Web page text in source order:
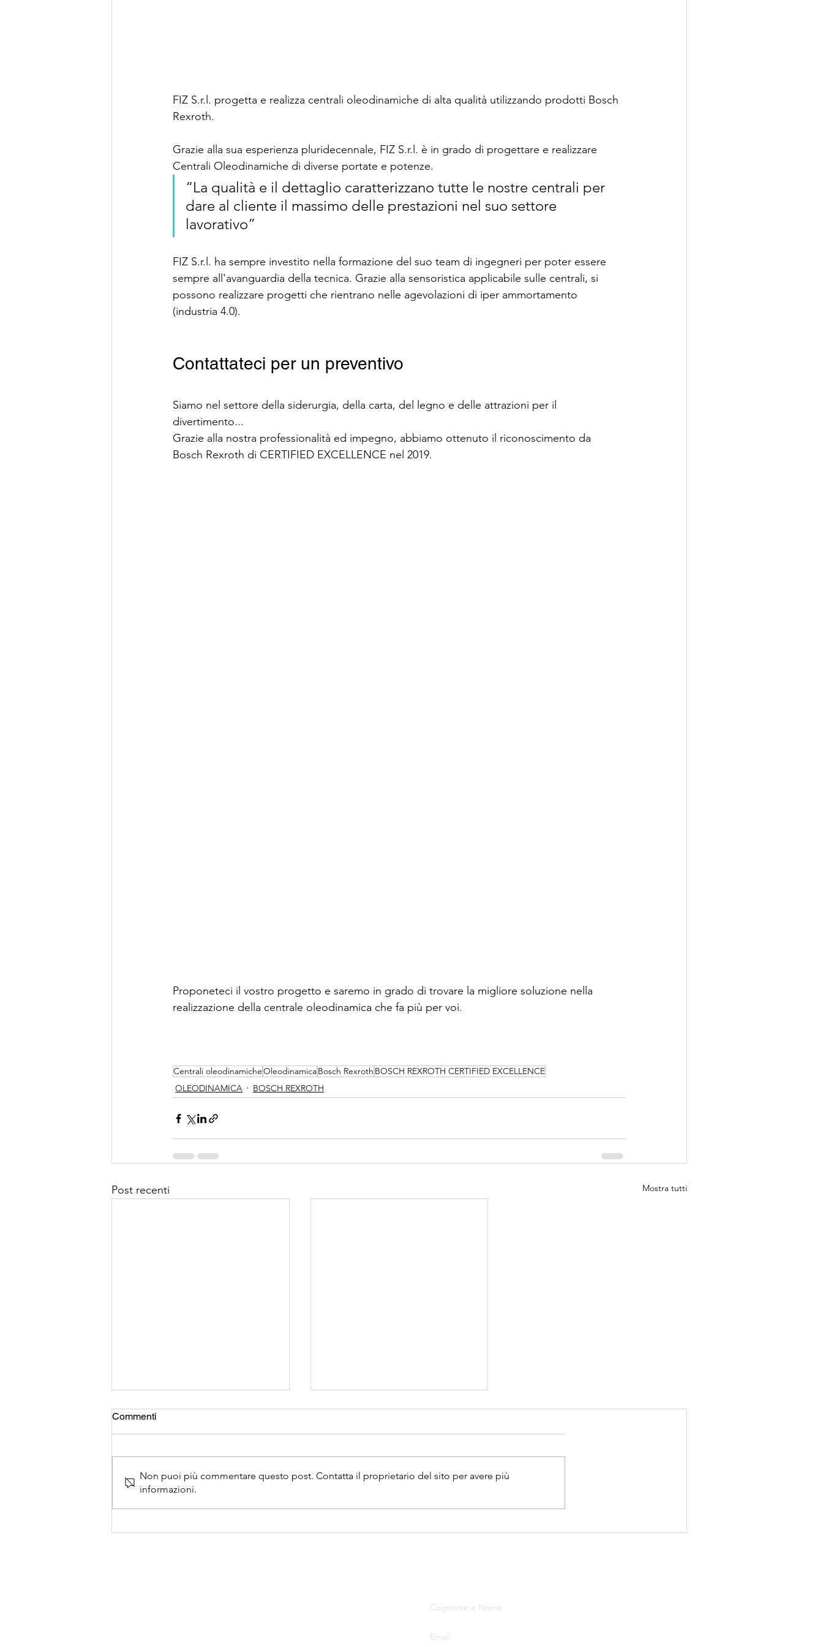
FIZ S.r.l. progetta e realizza centrali oleodinamiche di alta qualità utilizzando prodotti Bosch
Rexroth.
Grazie alla sua esperienza pluridecennale, FIZ S.r.l. è in grado di progettare e realizzare
Centrali Oleodinamiche di diverse portate e potenze.
“La qualità e il dettaglio caratterizzano tutte le nostre centrali per
dare al cliente il massimo delle prestazioni nel suo settore
lavorativo”
FIZ S.r.l. ha sempre investito nella formazione del suo team di ingegneri per poter essere
sempre all'avanguardia della tecnica. Grazie alla sensoristica applicabile sulle centrali, si
possono realizzare progetti che rientrano nelle agevolazioni di iper ammortamento
(industria 4.0).
Contattateci per un preventivo
Siamo nel settore della siderurgia, della carta, del legno e delle attrazioni per il
divertimento...
Grazie alla nostra professionalità ed impegno, abbiamo ottenuto il riconoscimento da
Bosch Rexroth di CERTIFIED EXCELLENCE nel 2019.
Proponeteci il vostro progetto e saremo in grado di trovare la migliore soluzione nella
realizzazione della centrale oleodinamica che fa più per voi.
Centrali oleodinamicheOleodinamicaBosch Rexroth BOSCH REXROTH CERTIFIED EXCELLENCE
OLEODINAMICA
BOSCH REXROTH
Post recenti Mostra tutti
Rinnova le tue chiavi con il
20% di risparmio!
FIZ S.r.l. BOSCH REXROTH
Commenti
Non puoi più commentare questo post. Contatta il proprietario del sito per avere più
informazioni.